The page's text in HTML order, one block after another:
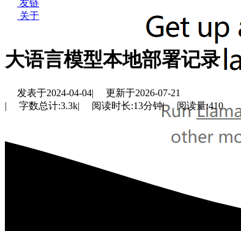
友链
关于
大语言模型本地部署记录
发表于2024-04-04| 更新于2026-07-21
|
字数总计:3.3k| 阅读时长:13分钟| 阅读量:410